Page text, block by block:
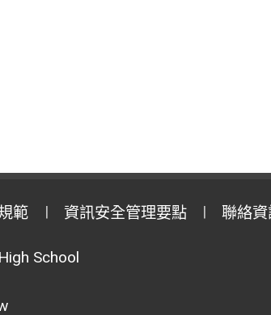
範 資訊安全管理要點 聯絡
School